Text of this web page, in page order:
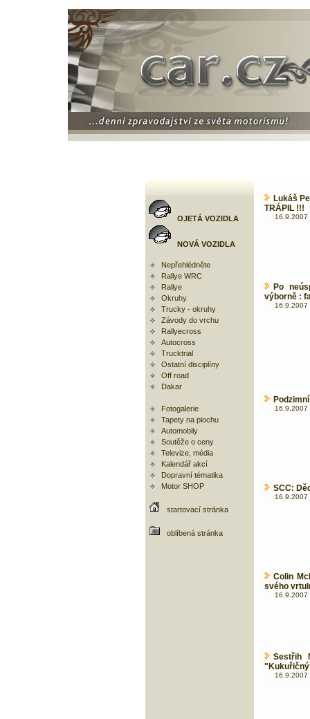
OJETÁ VOZIDLA
NOVÁ VOZIDLA
Nepřehlédněte
Rallye WRC
Rallye
Okruhy
Trucky - okruhy
Závody do vrchu
Rallyecross
Autocross
Trucktrial
Ostatní disciplíny
Off road
Dakar
Fotogalerie
Tapety na plochu
Automobily
Soutěže o ceny
Televize, média
Kalendář akcí
Dopravní tématika
Motor SHOP
startovací stránka
oblíbená stránka
Lukáš
TRÁPIL !!!
16.9.2007
Po
výborně :
16.9.2007
16.9.2007
SCC:
16.9.2007
Colin
svého
16.9.2007
Sestřih
16.9.2007